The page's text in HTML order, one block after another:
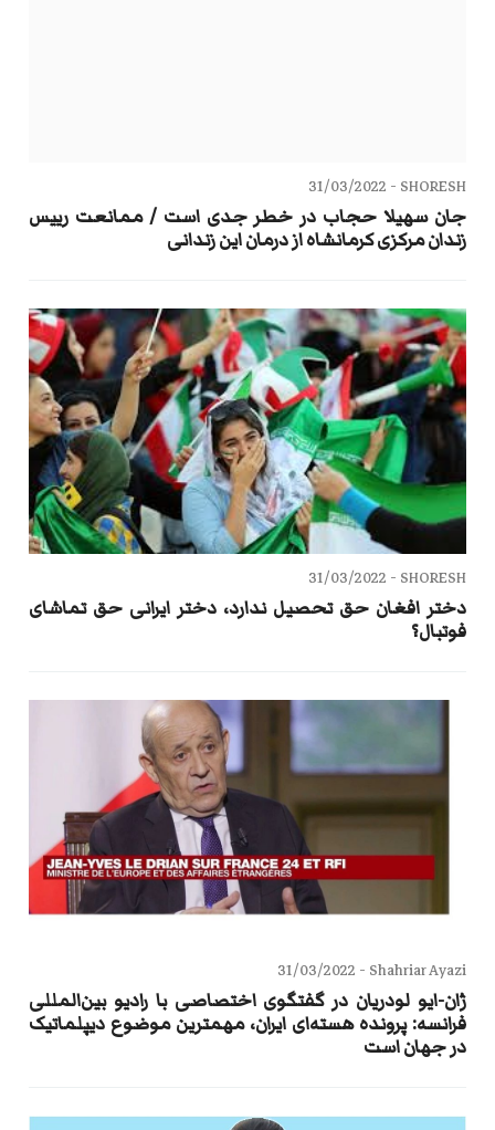
SHORESH -
31/03/2022
جان سهیلا حجاب در خطر جدی است / ممانعت رییس
زندان مرکزی کرمانشاه از درمان این زندانی
SHORESH -
31/03/2022
دختر افغان حق تحصیل ندارد، دختر ایرانی حق تماشای
فوتبال؟
Shahriar Ayazi -
31/03/2022
ژان-ایو لودریان در گفتگوی اختصاصی با رادیو بین‌المللی
فرانسه: پرونده هسته‌ای ایران، مهمترین موضوع دیپلماتیک
در جهان است